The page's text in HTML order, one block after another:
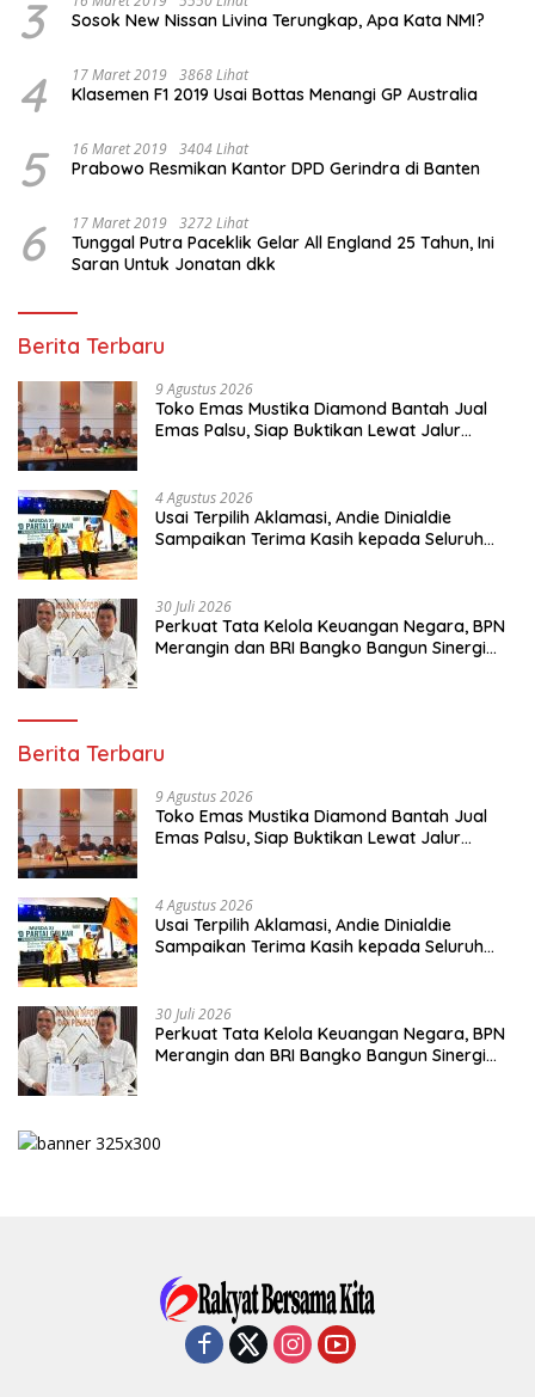
3 Sosok New Nissan Livina Terungkap, Apa Kata NMI?
4 17 Maret 2019 3868 Lihat
Klasemen F1 2019 Usai Bottas Menangi GP Australia
5 16 Maret 2019 3404 Lihat
Prabowo Resmikan Kantor DPD Gerindra di Banten
6 17 Maret 2019 3272 Lihat
Tunggal Putra Paceklik Gelar All England 25 Tahun, Ini
Saran Untuk Jonatan dkk
Berita Terbaru
9 Agustus 2026
Toko Emas Mustika Diamond Bantah Jual
Emas Palsu, Siap Buktikan Lewat Jalur
4 Agustus 2026
Usai Terpilih Aklamasi, Andie Dinialdie
Sampaikan Terima Kasih kepada Seluruh
30 Juli 2026
Perkuat Tata Kelola Keuangan Negara, BPN
Merangin dan BRI Bangko Bangun Sinergi
Berita Terbaru
9 Agustus 2026
Toko Emas Mustika Diamond Bantah Jual
Emas Palsu, Siap Buktikan Lewat Jalur
4 Agustus 2026
Usai Terpilih Aklamasi, Andie Dinialdie
Sampaikan Terima Kasih kepada Seluruh
30 Juli 2026
Perkuat Tata Kelola Keuangan Negara, BPN
Merangin dan BRI Bangko Bangun Sinergi